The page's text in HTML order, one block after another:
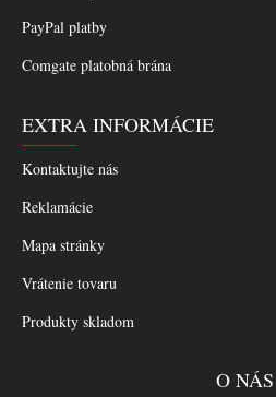
PayPal platby
Comgate platobná brána
EXTRA INFORMÁCIE
Kontaktujte nás
Reklamácie
Mapa stránky
Vrátenie tovaru
Produkty skladom
O NÁS